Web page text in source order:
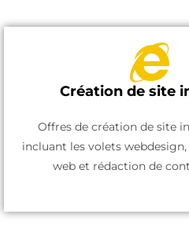
Création de site
Offres de création de site
incluant les volets
web et rédaction de